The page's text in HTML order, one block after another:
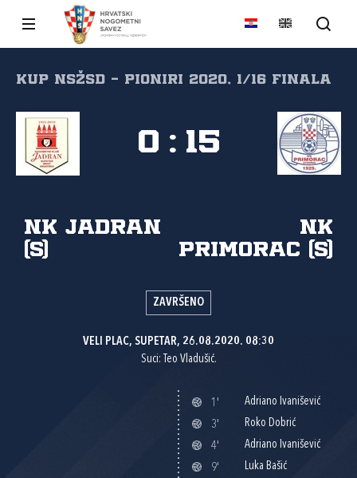
Kup NSŽSD - pioniri 2020, 1/16 finala
NK Jadran
(S)
NK
Primorac (S)
0 : 15
ZAVRŠENO
VELI PLAC, SUPETAR, 26.08.2020. 08:30
Suci: Teo Vladušić.
1'
Adriano Ivanišević
3'
Roko Dobrić
4'
Adriano Ivanišević
9'
Luka Bašić